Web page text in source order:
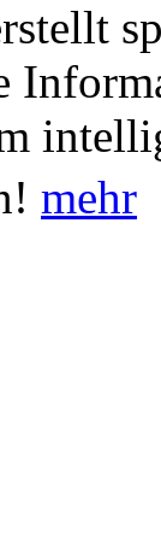
mehr